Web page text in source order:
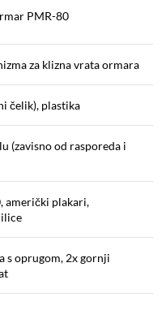
PMR-80
za klizna vrata ormara
čelik), plastika
(zavisno od rasporeda i
američki plakari,
s oprugom, 2x gornji